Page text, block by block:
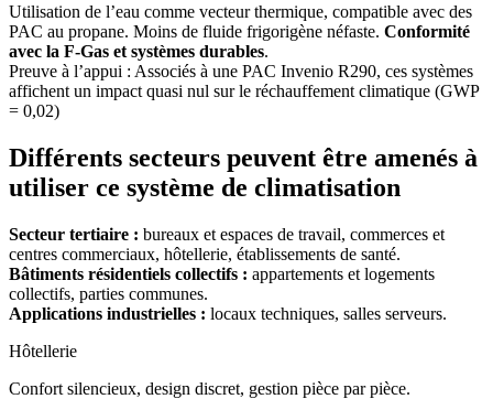
Utilisation de l’eau comme vecteur thermique, compatible avec des
PAC au propane. Moins de fluide frigorigène néfaste. Conformité
avec la F-Gas et systèmes durables.
Preuve à l’appui : Associés à une PAC Invenio R290, ces systèmes
affichent un impact quasi nul sur le réchauffement climatique (GWP
= 0,02)
Différents secteurs peuvent être amenés à
utiliser ce système de climatisation
Secteur tertiaire : bureaux et espaces de travail, commerces et
centres commerciaux, hôtellerie, établissements de santé.
Bâtiments résidentiels collectifs : appartements et logements
collectifs, parties communes.
Applications industrielles : locaux techniques, salles serveurs.
Hôtellerie
Confort silencieux, design discret, gestion pièce par pièce.